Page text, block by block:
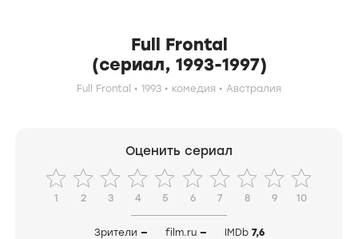
Full Frontal
(сериал, 1993-1997)
Full Frontal 1993 комедия Австралия
Оценить сериал
1 2 3 4 5 6 7 8 9 10
Зрители — film.ru — IMDb 7,6